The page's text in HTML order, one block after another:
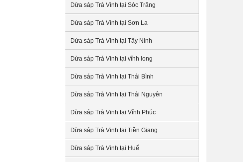
Dừa sáp Trà Vinh tại Sóc Trăng
Dừa sáp Trà Vinh tại Sơn La
Dừa sáp Trà Vinh tại Tây Ninh
Dừa sáp Trà Vinh tại vĩnh long
Dừa sáp Trà Vinh tại Thái Bình
Dừa sáp Trà Vinh tại Thái Nguyên
Dừa sáp Trà Vinh tại Vĩnh Phúc
Dừa sáp Trà Vinh tại Tiền Giang
Dừa sáp Trà Vinh tại Huế